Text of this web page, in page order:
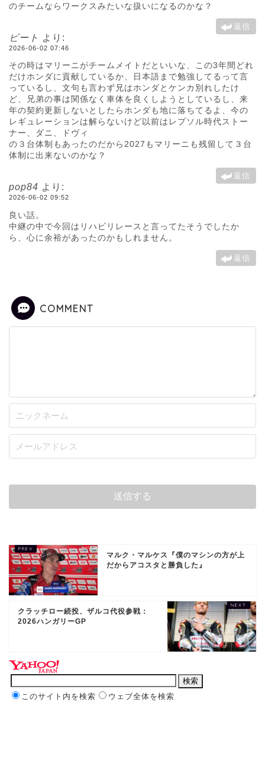
のチームならワークスみたいな扱いになるのかな？
返信
ビート より:
2026-06-02 07:46
その時はマリーニがチームメイトだといいな、この3年間どれ
だけホンダに貢献しているか、日本語まで勉強してるって言
っているし、文句も言わず兄はホンダとケンカ別れしたけ
ど、兄弟の事は関係なく車体を良くしようとしているし、来
年の契約更新しないとしたらホンダも地に落ちてるよ、今の
レギュレーションは解らないけど以前はレプソル時代ストー
ナー、ダニ、ドヴィ
の３台体制もあったのだから2027もマリーニも残留して３台
体制に出来ないのかな？
返信
pop84 より:
2026-06-02 09:52
良い話。
中継の中で今回はリハビリレースと言ってたそうでしたか
ら、心に余裕があったのかもしれません。
返信
COMMENT
マルク・マルケス『僕のマシンの方が上
だからアコスタと勝負した』
クラッチロー続投、ザルコ代役参戦：
2026ハンガリーGP
このサイト内を検索 ウェブ全体を検索